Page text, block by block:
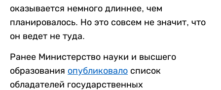
оказывается немного длиннее, чем
планировалось. Но это совсем не значит, что
он ведет не туда.
Ранее Министерство науки и высшего
образования опубликовало список
обладателей государственных